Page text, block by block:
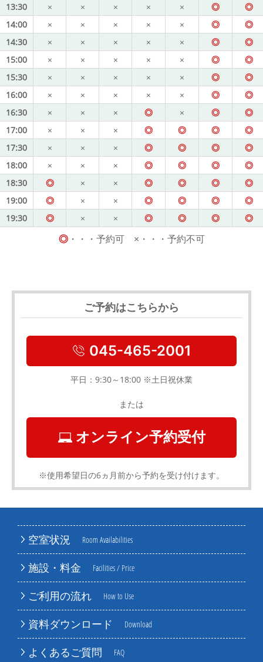
空室状況 Room Availabilities
施設・料金 Facilities / Price
ご利用の流れ How to Use
資料ダウンロード Download
よくあるご質問 FAQ
13:30
× × × × × ◎
◎
14:00
× × × × × ◎
◎
14:30
× × × × × ◎
◎
15:00
× × × × × ◎
◎
15:30
× × × × × ◎
◎
16:00
× × × × × ◎
◎
16:30
× × × ◎ × ◎
◎
17:00
× × × ◎ ◎ ◎
◎
17:30
× × × ◎ ◎ ◎
◎
18:00
× × × ◎ ◎ ◎
◎
18:30
◎ × × ◎ ◎ ◎
◎
19:00
◎ × × ◎ ◎ ◎
◎
19:30
◎ × × ◎ ◎ ◎ ◎
◎・・・予約可 ×・・・予約不可
ご予約はこちらから
045-465-2001
平日：9:30～18:00 ※土日祝休業
または
オンライン予約受付
※使用希望日の6ヵ月前から予約を受け付けます。